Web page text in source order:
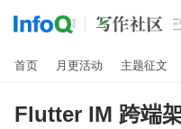
首页 月更活动 主题征文
Flutter IM 跨端